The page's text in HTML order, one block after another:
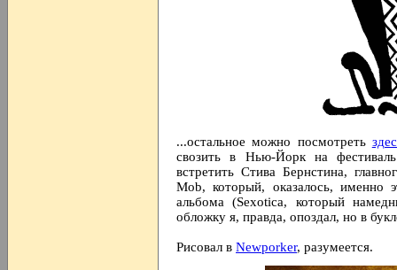
...остальное можно посмотреть
свозить в Нью-Йорк на
встретить Стива Бернстина,
Mob, который, оказалось, именно
альбома (Sexotica, который
обложку я, правда, опоздал, но в
Рисовал в Newporker, разумеется.